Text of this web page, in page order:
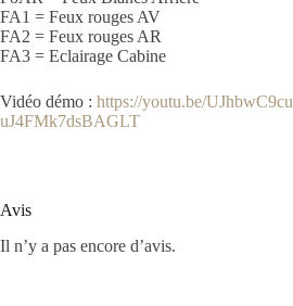
FA1 = Feux rouges AV
FA2 = Feux rouges AR
FA3 = Eclairage Cabine
Vidéo démo : https://youtu.be/
uJ4FMk7dsBAGLT
Avis
Il n’y a pas encore d’avis.